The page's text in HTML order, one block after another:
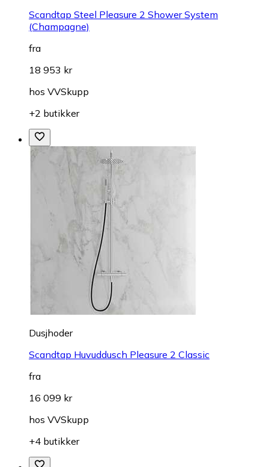
Scandtap Steel Pleasure 2 Shower System
(Champagne)
fra
18 953 kr
hos VVSkupp
+2 butikker
Dusjhoder
Scandtap Huvuddusch Pleasure 2 Classic
fra
16 099 kr
hos VVSkupp
+4 butikker